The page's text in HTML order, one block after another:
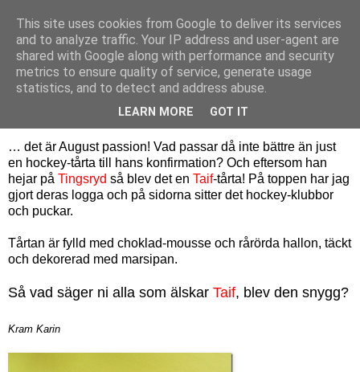
Bagerskan
fredag 11 maj 2012
Hockey hockey hockey…
… det är August passion! Vad passar då inte bättre än just
en hockey-tårta till hans konfirmation? Och eftersom han
hejar på Tingsryd så blev det en Taif-tårta! På toppen har jag
gjort deras logga och på sidorna sitter det hockey-klubbor
och puckar.
Tårtan är fylld med choklad-mousse och rårörda hallon, täckt
och dekorerad med marsipan.
Så vad säger ni alla som älskar Taif, blev den snygg?
Kram Karin
This site uses cookies from Google to deliver its services
and to analyze traffic. Your IP address and user-agent are
shared with Google along with performance and security
metrics to ensure quality of service, generate usage
statistics, and to detect and address abuse.
LEARN MORE GOT IT